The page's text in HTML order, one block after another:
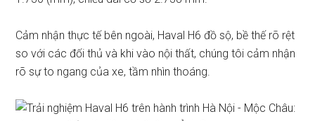
Cảm nhận thực tế bên ngoài, Haval H6 đồ sộ, bề thế rõ rệt
so với các đối thủ và khi vào nội thất, chúng tôi cảm nhận
rõ sự to ngang của xe, tầm nhìn thoáng.